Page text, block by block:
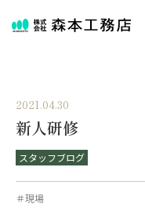
2021.04.30
新人研修
スタッフブログ
＃現場